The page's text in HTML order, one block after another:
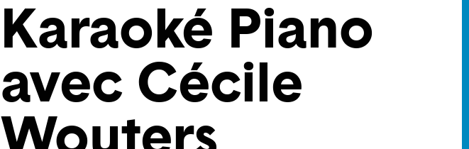
Karaoké Piano
avec Cécile